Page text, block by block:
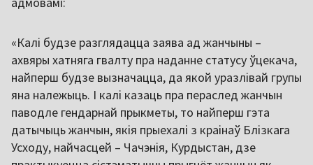
«Калі будзе разглядацца заява ад жанчыны –
ахвяры хатняга гвалту пра наданне статусу ўцекача,
найперш будзе вызначацца, да якой уразлівай групы
яна належыць. І калі казаць пра пераслед жанчын
паводле гендарнай прыкметы, то найперш гэта
датычыць жанчын, якія прыехалі з краінаў Блізкага
Усходу, найчасцей – Чачэнія, Курдыстан, дзе